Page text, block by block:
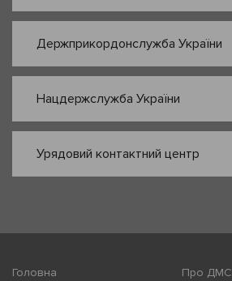
Держприкордонслужба України
Нацдержслужба України
Урядовий контактний центр
Головна Про ДМС